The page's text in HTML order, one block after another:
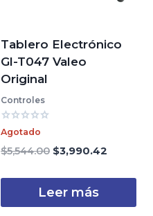
Tablero Electrónico
Gl-T047 Valeo
Original
Controles
Valorado
con
0
de
Agotado
$5,544.00 El
original
era:
$3,990.42
actual
Leer más